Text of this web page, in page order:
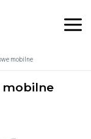
mobilne